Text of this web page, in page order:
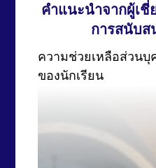
คำแนะนำจากผู้เ
การสนับ
ความช่วยเหลือส่วน
ของนักเรียน